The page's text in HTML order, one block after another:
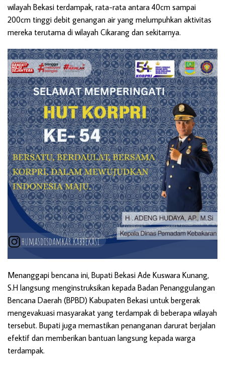
wilayah Bekasi terdampak, rata-rata antara 40cm sampai
200cm tinggi debit genangan air yang melumpuhkan aktivitas
mereka terutama di wilayah Cikarang dan sekitarnya.
Menanggapi bencana ini, Bupati Bekasi Ade Kuswara Kunang,
S.H langsung menginstruksikan kepada Badan Penanggulangan
Bencana Daerah (BPBD) Kabupaten Bekasi untuk bergerak
mengevakuasi masyarakat yang terdampak di beberapa wilayah
tersebut. Bupati juga memastikan penanganan darurat berjalan
efektif dan memberikan bantuan langsung kepada warga
terdampak.